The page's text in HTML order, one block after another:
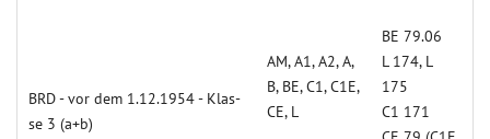
BRD - vor dem 1.12.1954 - Klas­
se 3 (a+b)
AM, A1, A2, A,
B, BE, C1, C1E,
CE, L
BE 79.06
L 174, L
175
C1 171